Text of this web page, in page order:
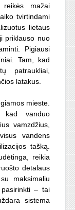
reikės mažai
tvirtindami
lietaus
priklauso nuo
Pigiausi
Tam, kad
patraukliai,
latakus.
mieste.
kad vanduo
vamzdžius,
vandens
tašką.
reikia
detalaus
maksimaliu
– tai
sistema